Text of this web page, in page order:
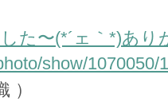
た〜(*´ェ｀*)あ
show/1070050/
）